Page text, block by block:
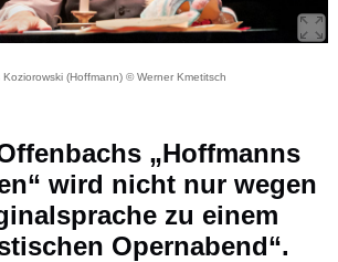
Koziorowski (Hoffmann) © Werner Kmetitsch
„Hoffmanns
wird nicht nur wegen
zu einem
Opernabend“.